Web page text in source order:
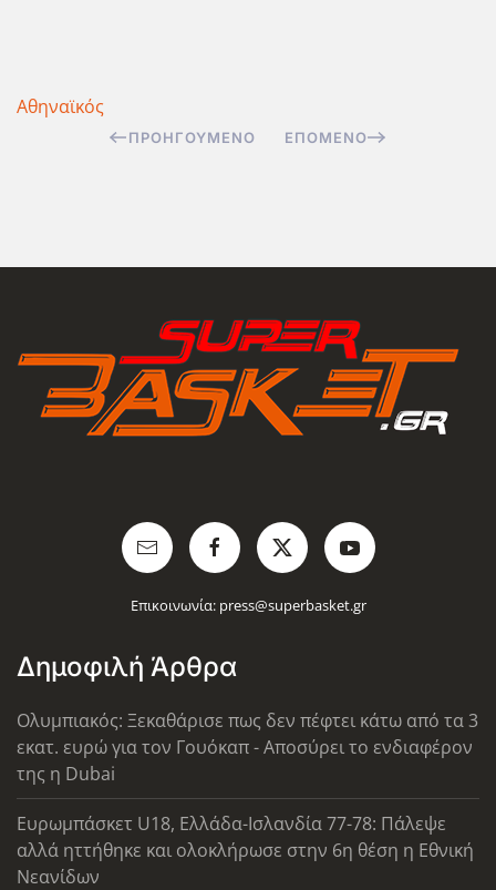
Αθηναϊκός
ΠΡΟΗΓΟΎΜΕΝΟ ΕΠΌΜΕΝΟ
Επικοινωνία: press@superbasket.gr
Δημοφιλή Άρθρα
Ολυμπιακός: Ξεκαθάρισε πως δεν πέφτει κάτω από τα 3
εκατ. ευρώ για τον Γουόκαπ - Αποσύρει το ενδιαφέρον
της η Dubai
Ευρωμπάσκετ U18, Ελλάδα-Ισλανδία 77-78: Πάλεψε
αλλά ηττήθηκε και ολοκλήρωσε στην 6η θέση η Εθνική
Νεανίδων